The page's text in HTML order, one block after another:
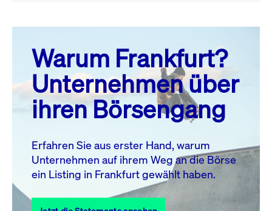
August 26
MO. DI. MI. DO. FR. SA. SO.
1
2
3
4 5 6 7 8
17 18 19 20 21 22
23
27 28
Warum Frankfurt?
Unternehmen über
ihren Börsengang
Erfahren Sie aus erster Hand, warum
Unternehmen auf ihrem Weg an die Börse
ein Listing in Frankfurt gewählt haben.